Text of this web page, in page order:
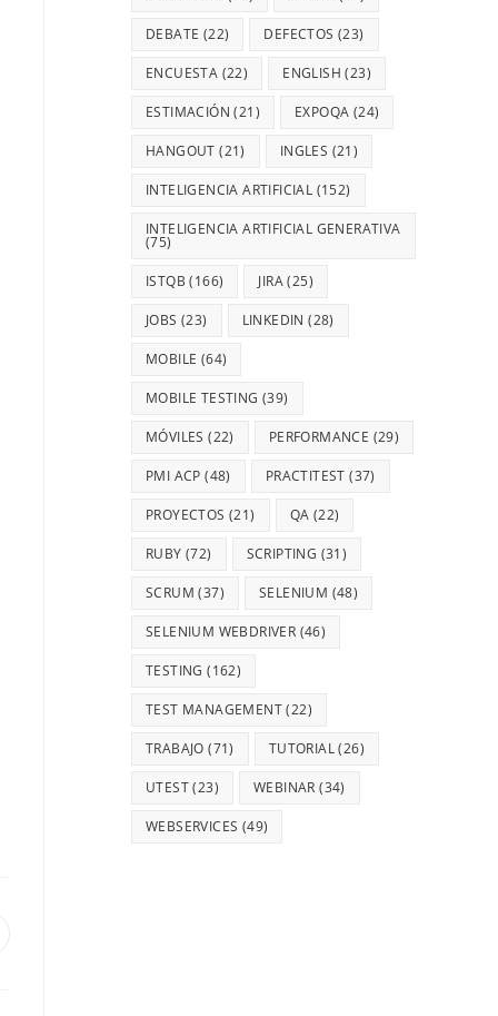
DEBATE (22) DEFECTOS (23)
ENCUESTA (22) ENGLISH (23)
ESTIMACIÓN (21) EXPOQA (24)
HANGOUT (21) INGLES (21)
INTELIGENCIA ARTIFICIAL (152)
INTELIGENCIA ARTIFICIAL GENERATIVA
(75)
ISTQB (166) JIRA(25)
JOBS (23) LINKEDIN (28)
MOBILE (64)
MOBILE TESTING (39)
MÓVILES (22) PERFORMANCE (29)
PMI ACP (48) PRACTITEST (37)
PROYECTOS (21) QA (22)
RUBY (72) SCRIPTING (31)
SCRUM (37) SELENIUM (48)
SELENIUM WEBDRIVER (46)
TESTING (162)
TEST MANAGEMENT(22)
TRABAJO (71) TUTORIAL(26)
UTEST(23) WEBINAR (34)
WEBSERVICES (49)